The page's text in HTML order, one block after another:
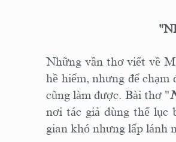
Những vần thơ viết về
hề hiếm, nhưng để
cũng làm được. Bài thơ "
nơi tác giả dùng thể lục
gian khó nhưng lấp lánh